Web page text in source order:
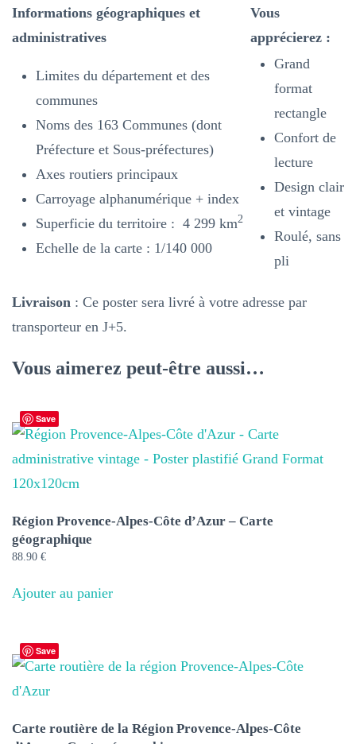
Informations géographiques et
administratives
Vous
apprécierez :
Limites du département et des
communes
Noms des 163 Communes (dont
Préfecture et Sous-préfectures)
Axes routiers principaux
Carroyage alphanumérique + index
Superficie du territoire : 4 299 km2
Echelle de la carte : 1/140 000
Grand
format
rectangle
Confort de
lecture
Design clair
et vintage
Roulé, sans
pli
Livraison : Ce poster sera livré à votre adresse par
transporteur en J+5.
Vous aimerez peut-être aussi…
Save
Région Provence-Alpes-Côte d’Azur – Carte
géographique
88.90 €
Ajouter au panier
Save
Carte routière de la Région Provence-Alpes-Côte